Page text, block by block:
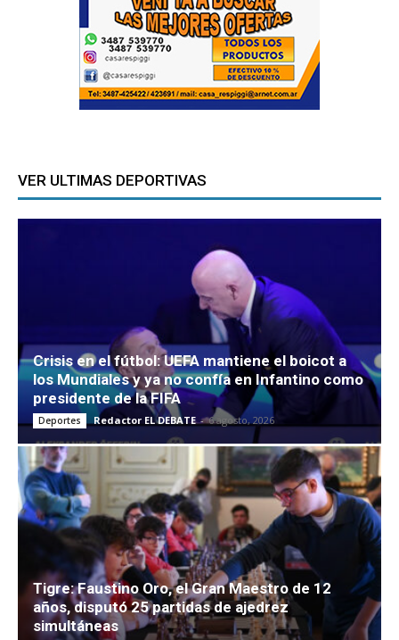
VER ULTIMAS DEPORTIVAS
Crisis en el fútbol: UEFA mantiene el boicot a
los Mundiales y ya no confía en Infantino como
presidente de la FIFA
Deportes Redactor EL DEBATE - 6 agosto, 2026
Tigre: Faustino Oro, el Gran Maestro de 12
años, disputó 25 partidas de ajedrez
simultáneas